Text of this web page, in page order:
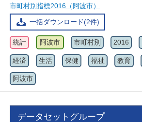
市町村別指標2016（阿波市）
一括ダウンロード(2件)
統計 阿波市 市町村別 2016
経済 生活 保健 福祉 教育
阿波市
データセットグループ